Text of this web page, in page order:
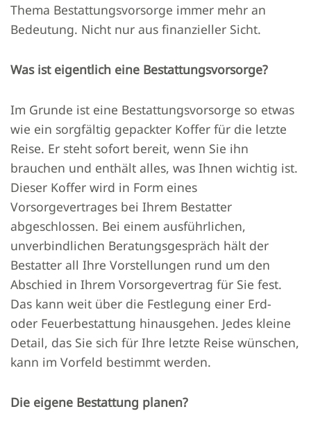
Thema Bestattungsvorsorge immer mehr an
Bedeutung. Nicht nur aus finanzieller Sicht.
Was ist eigentlich eine Bestattungsvorsorge?
Im Grunde ist eine Bestattungsvorsorge so etwas
wie ein sorgfältig gepackter Koffer für die letzte
Reise. Er steht sofort bereit, wenn Sie ihn
brauchen und enthält alles, was Ihnen wichtig ist.
Dieser Koffer wird in Form eines
Vorsorgevertrages bei Ihrem Bestatter
abgeschlossen. Bei einem ausführlichen,
unverbindlichen Beratungsgespräch hält der
Bestatter all Ihre Vorstellungen rund um den
Abschied in Ihrem Vorsorgevertrag für Sie fest.
Das kann weit über die Festlegung einer Erd-
oder Feuerbestattung hinausgehen. Jedes kleine
Detail, das Sie sich für Ihre letzte Reise wünschen,
kann im Vorfeld bestimmt werden.
Die eigene Bestattung planen?